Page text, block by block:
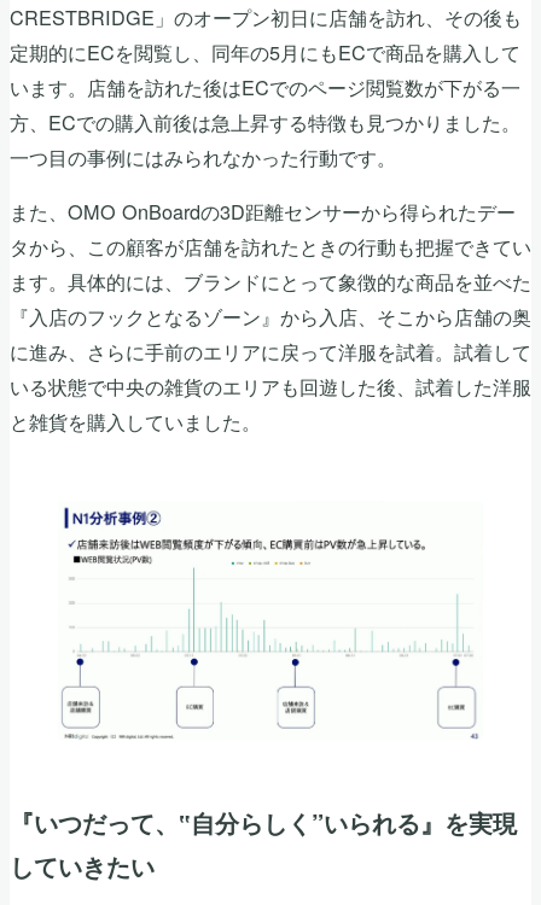
CRESTBRIDGE」のオープン初日に店舗を訪れ、その後も
定期的にECを閲覧し、同年の5月にもECで商品を購入して
います。店舗を訪れた後はECでのページ閲覧数が下がる一
方、ECでの購入前後は急上昇する特徴も見つかりました。
一つ目の事例にはみられなかった行動です。
また、OMO OnBoardの3D距離センサーから得られたデー
タから、この顧客が店舗を訪れたときの行動も把握できてい
ます。具体的には、ブランドにとって象徴的な商品を並べた
『入店のフックとなるゾーン』から入店、そこから店舗の奥
に進み、さらに手前のエリアに戻って洋服を試着。試着して
いる状態で中央の雑貨のエリアも回遊した後、試着した洋服
と雑貨を購入していました。
『いつだって、‟自分らしく”いられる』を実現
していきたい